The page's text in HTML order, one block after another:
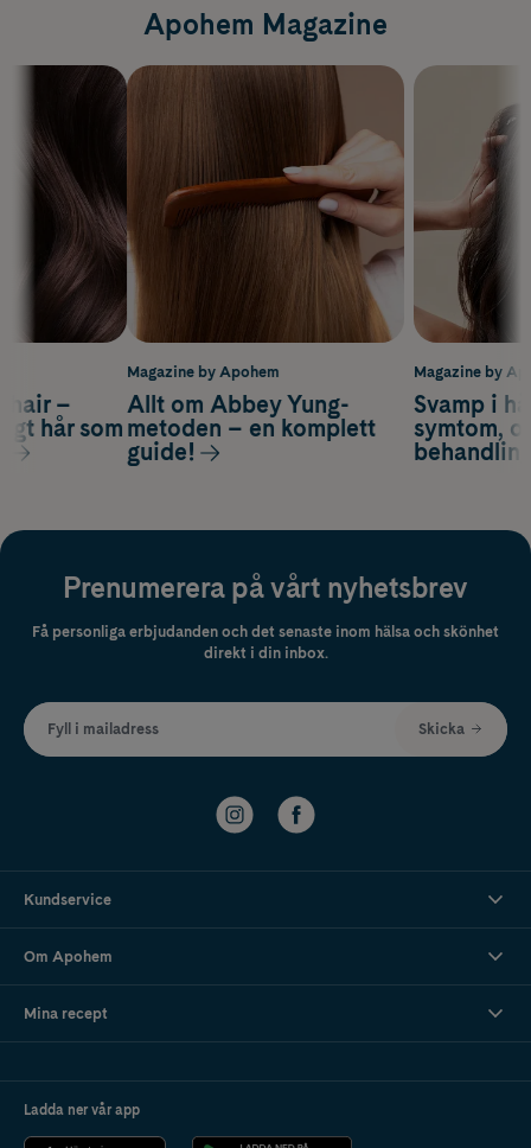
Apohem Magazine
Magazine by
Svamp i
symtom,
hair –
hår som
Magazine by Apohem
Allt om Abbey Yung-
metoden – en komplett
guide!
Prenumerera på vårt nyhetsbrev
Få personliga erbjudanden och det senaste inom hälsa och skönhet
direkt i din inbox.
Fyll i mailadress Skicka
Kundservice
Om Apohem
Mina recept
Ladda ner vår app